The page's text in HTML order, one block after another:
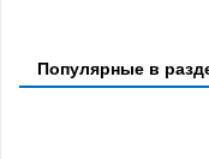
Популярные в